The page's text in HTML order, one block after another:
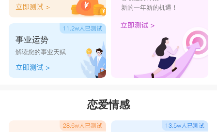
事业运势
解读您的事业天赋
新的一年新的机遇！
恋爱情感